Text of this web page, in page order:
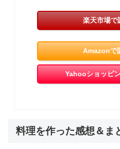
楽天市場で
Amazonで
Yahooショッピ
料理を作った感想＆ま